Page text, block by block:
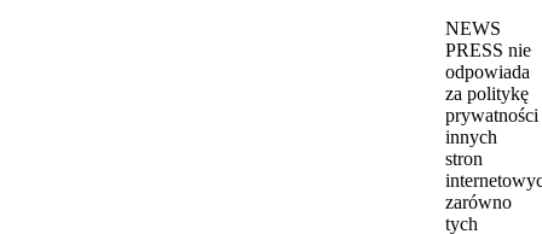
NEWS
PRESS nie
odpowiada
za politykę
prywatności
innych
stron
zarówno
tych